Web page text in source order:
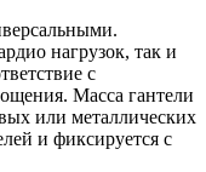
нагрузок, так и
с
Масса гантели
или металлических
и фиксируется с